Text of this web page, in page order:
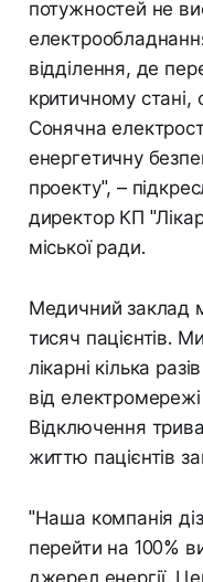
потужностей не
відділення, де
критичному стані,
Сонячна
енергетичну
проекту", –
директор КП
міської ради.
Медичний заклад
тисяч пацієнтів.
лікарні кілька
від
Відключення
життю пацієнтів
"Наша компанія
перейти на 100%
джерел енергії.